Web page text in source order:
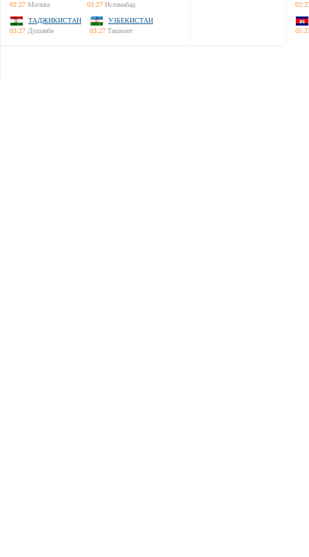
02:27 Москва
03:27 Исламабад
ТАДЖИКИСТАН
03:27 Душанбе
УЗБЕКИСТАН
03:27 Ташкент